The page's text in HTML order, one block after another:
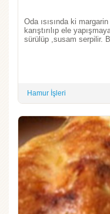
Oda ısısında ki
karıştırılıp ele
sürülüp ,susam serpilir.
Hamur İşleri